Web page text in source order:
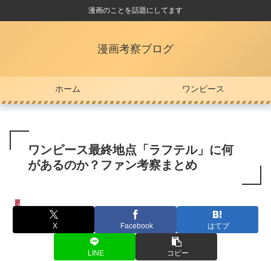
漫画のことを話題にしてます
漫画考察ブログ
ホーム ワンピース
ワンピース最終地点「ラフテル」に何
があるのか？ファン考察まとめ
ワンピース
X Facebook はてブ
LINE コピー